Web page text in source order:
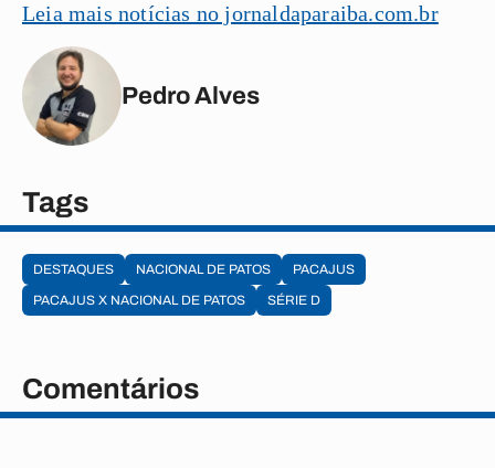
Leia mais notícias no jornaldaparaiba.com.br
Pedro Alves
Tags
DESTAQUES NACIONAL DE PATOS
PACAJUS
PACAJUS X NACIONAL DE PATOS
SÉRIE D
Comentários